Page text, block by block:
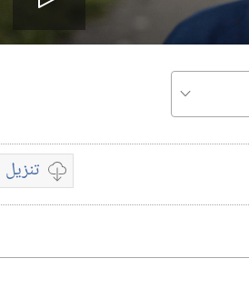
Play
تنزيلخيارات
تنزيل